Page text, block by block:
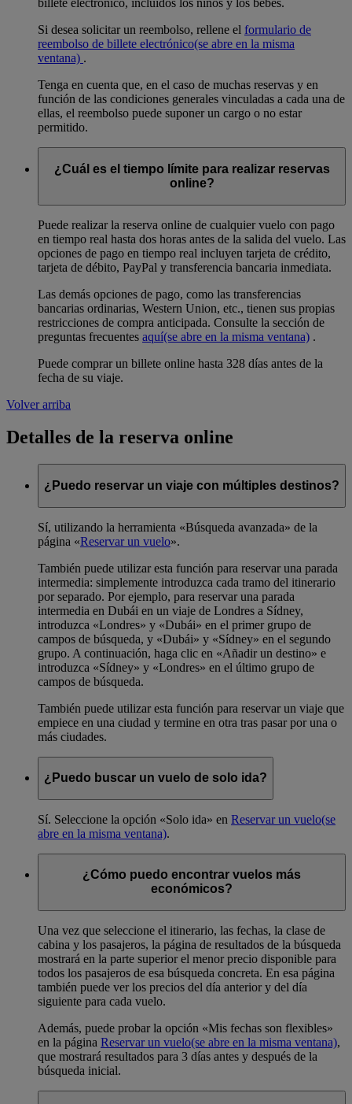
billete electrónico, incluidos los niños y los bebés.
Si desea solicitar un reembolso, rellene el formulario de
reembolso de billete electrónico(se abre en la misma
ventana) .
Tenga en cuenta que, en el caso de muchas reservas y en
función de las condiciones generales vinculadas a cada una de
ellas, el reembolso puede suponer un cargo o no estar
permitido.
¿Cuál es el tiempo límite para realizar reservas
online?
Puede realizar la reserva online de cualquier vuelo con pago
en tiempo real hasta dos horas antes de la salida del vuelo. Las
opciones de pago en tiempo real incluyen tarjeta de crédito,
tarjeta de débito, PayPal y transferencia bancaria inmediata.
Las demás opciones de pago, como las transferencias
bancarias ordinarias, Western Union, etc., tienen sus propias
restricciones de compra anticipada. Consulte la sección de
preguntas frecuentes aquí(se abre en la misma ventana) .
Puede comprar un billete online hasta 328 días antes de la
fecha de su viaje.
Volver arriba
Detalles de la reserva online
¿Puedo reservar un viaje con múltiples destinos?
Sí, utilizando la herramienta «Búsqueda avanzada» de la
página «Reservar un vuelo».
También puede utilizar esta función para reservar una parada
intermedia: simplemente introduzca cada tramo del itinerario
por separado. Por ejemplo, para reservar una parada
intermedia en Dubái en un viaje de Londres a Sídney,
introduzca «Londres» y «Dubái» en el primer grupo de
campos de búsqueda, y «Dubái» y «Sídney» en el segundo
grupo. A continuación, haga clic en «Añadir un destino» e
introduzca «Sídney» y «Londres» en el último grupo de
campos de búsqueda.
También puede utilizar esta función para reservar un viaje que
empiece en una ciudad y termine en otra tras pasar por una o
más ciudades.
¿Puedo buscar un vuelo de solo ida?
Sí. Seleccione la opción «Solo ida» en Reservar un vuelo(se
abre en la misma ventana).
¿Cómo puedo encontrar vuelos más
económicos?
Una vez que seleccione el itinerario, las fechas, la clase de
cabina y los pasajeros, la página de resultados de la búsqueda
mostrará en la parte superior el menor precio disponible para
todos los pasajeros de esa búsqueda concreta. En esa página
también puede ver los precios del día anterior y del día
siguiente para cada vuelo.
Además, puede probar la opción «Mis fechas son flexibles»
en la página Reservar un vuelo(se abre en la misma ventana),
que mostrará resultados para 3 días antes y después de la
búsqueda inicial.